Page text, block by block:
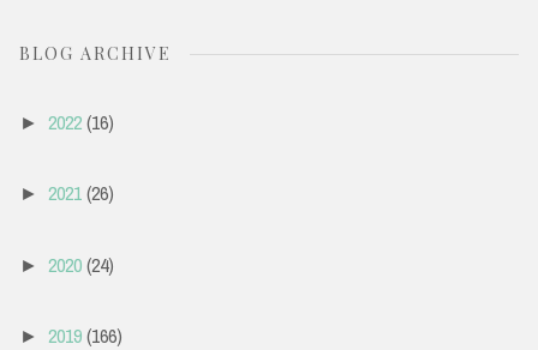
BLOG ARCHIVE
► 2022(16)
► 2021(26)
► 2020(24)
► 2019(166)